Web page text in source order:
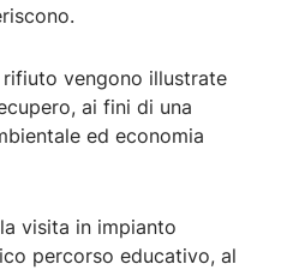
vengono illustrate
ai fini di una
ed economia
visita in impianto
percorso educativo, al